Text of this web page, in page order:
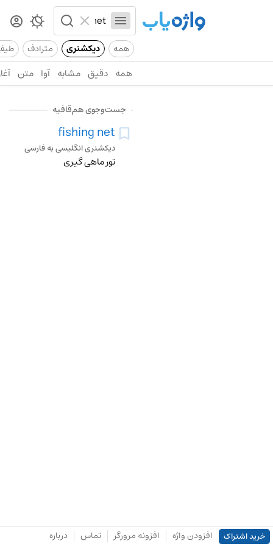
همه دیکشنری مترادف
همه دقیق مشابه آوا متن
جست‌وجوی هم‌قافیه
fishing net
دیکشنری انگلیسی به فارسی
تور ماهی گیری
خرید اشتراک افزودن واژه افزونه مرورگر تماس درباره